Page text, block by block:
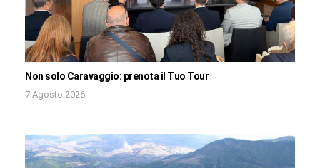
Non solo Caravaggio: prenota il Tuo Tour
7 Agosto 2026